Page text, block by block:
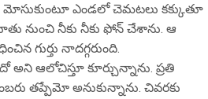
ఎండలో చెమటలు కక్కుతూ
నుంచి నీకు నీకు ఫోన్ చేశాను. ఆ
గుర్తు నాదగ్గరుంది.
ఆలోచిస్తూ కూర్చున్నాను. ప్రతి
తప్పేమో అనుకున్నాను. చివరకు